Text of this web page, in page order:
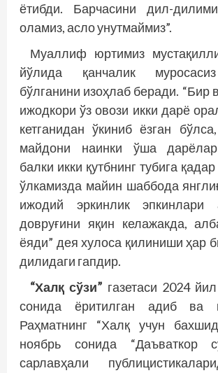
ётибди. Барчасини дил-
оламиз, асло унутмаймиз”.
Муаллиф юртимиз
йўлида қанчалик
бўлганини изоҳлаб беради. “Бир
ижодкори ўз овози икки дарё
кетганидан ўкиниб ёзган
майдони наинки ўша
балки икки қутбнинг тубига
ўлкамизда майин шаббода
ижодий эркинлик эпкинлари
довруғини яқин келажакда,
ёяди” дея хулоса қилиниши ҳар
дилидаги гапдир.
“Халқ сўзи” газетаси 2024
сонида ёритилган адиб ва
Раҳматнинг “Халқ учун
ноябрь сонида “Даъваткор
сарлавҳали